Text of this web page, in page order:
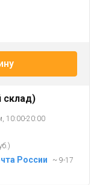
склад)
10:00-20:00
России
~ 9-17